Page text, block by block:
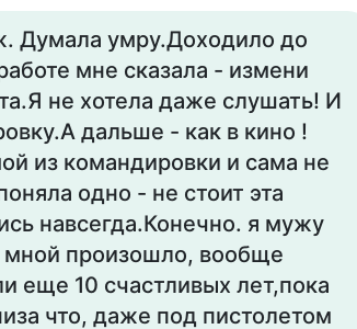
Думала умру.Доходило до
мне сказала - измени
не хотела даже слушать! И
дальше - как в кино !
из командировки и сама не
одно - не стоит эта
навсегда.Конечно. я мужу
мной произошло, вообще
10 счастливых лет,пока
что, даже под пистолетом